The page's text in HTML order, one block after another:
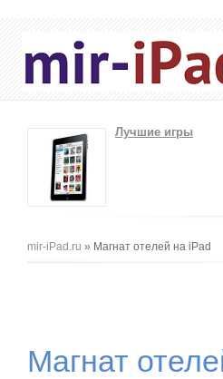
Лучшие игры
Вы здесь
mir-iPad.ru » Магнат отелей на iPad
Магнат